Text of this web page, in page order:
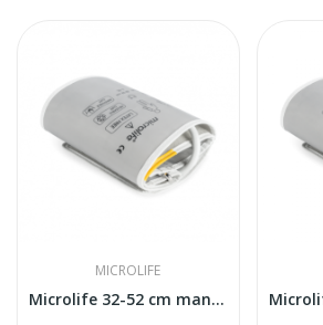
MICROLIFE
Microlife 32-52 cm manšete asinsspiediena...